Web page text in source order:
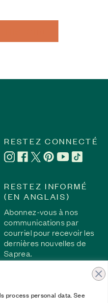
process personal data. See
RESTEZ CONNECTÉ
RESTEZ INFORMÉ
(EN ANGLAIS)
Abonnez-vous à nos
communications par
courriel pour recevoir les
dernières nouvelles de
Saprea.